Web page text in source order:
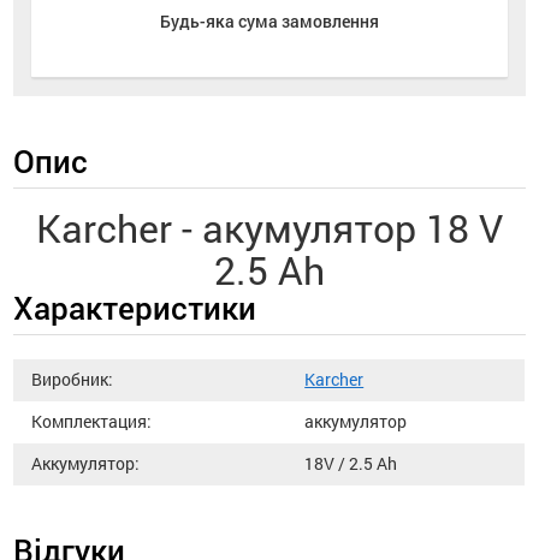
Будь-яка сума замовлення
Опис
Karcher - акумулятор 18 V
2.5 Ah
Характеристики
Виробник:
Karcher
Комплектация:
аккумулятор
Аккумулятор:
18V / 2.5 Ah
Відгуки